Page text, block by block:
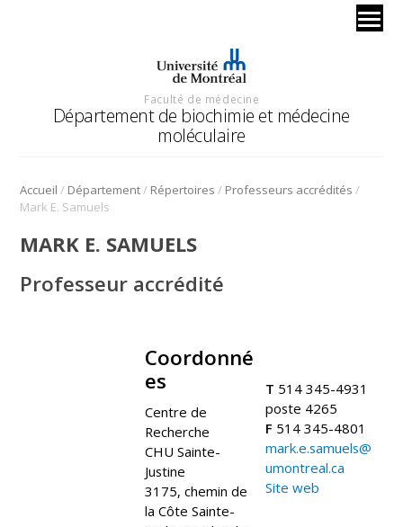
Faculté de médecine
Département de biochimie et médecine
moléculaire
Accueil / Département/ Répertoires / Professeurs accrédités /
Mark E. Samuels
MARK E. SAMUELS
Professeur accrédité
Coordonné
es
Centre de
Recherche
CHU Sainte-
Justine
3175, chemin de
la Côte Sainte-
T 514 345-4931
poste 4265
F 514 345-4801
mark.e.samuels@
umontreal.ca
Site web